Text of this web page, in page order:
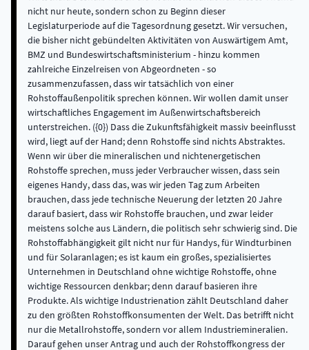
nicht nur heute, sondern schon zu Beginn dieser
Legislaturperiode auf die Tagesordnung gesetzt. Wir versuchen,
die bisher nicht gebündelten Aktivitäten von Auswärtigem Amt,
BMZ und Bundeswirtschaftsministerium - hinzu kommen
zahlreiche Einzelreisen von Abgeordneten - so
zusammenzufassen, dass wir tatsächlich von einer
Rohstoffaußenpolitik sprechen können. Wir wollen damit unser
wirtschaftliches Engagement im Außenwirtschaftsbereich
unterstreichen. ({0}) Dass die Zukunftsfähigkeit massiv beeinflusst
wird, liegt auf der Hand; denn Rohstoffe sind nichts Abstraktes.
Wenn wir über die mineralischen und nichtenergetischen
Rohstoffe sprechen, muss jeder Verbraucher wissen, dass sein
eigenes Handy, dass das, was wir jeden Tag zum Arbeiten
brauchen, dass jede technische Neuerung der letzten 20 Jahre
darauf basiert, dass wir Rohstoffe brauchen, und zwar leider
meistens solche aus Ländern, die politisch sehr schwierig sind. Die
Rohstoffabhängigkeit gilt nicht nur für Handys, für Windturbinen
und für Solaranlagen; es ist kaum ein großes, spezialisiertes
Unternehmen in Deutschland ohne wichtige Rohstoffe, ohne
wichtige Ressourcen denkbar; denn darauf basieren ihre
Produkte. Als wichtige Industrienation zählt Deutschland daher
zu den größten Rohstoffkonsumenten der Welt. Das betrifft nicht
nur die Metallrohstoffe, sondern vor allem Industriemineralien.
Darauf gehen unser Antrag und auch der Rohstoffkongress der